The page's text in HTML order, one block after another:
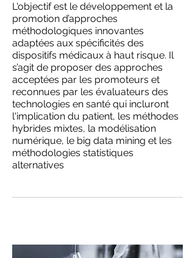
L'objectif est le développement et la
promotion d’approches
méthodologiques innovantes
adaptées aux spécificités des
dispositifs médicaux à haut risque. Il
s’agit de proposer des approches
acceptées par les promoteurs et
reconnues par les évaluateurs des
technologies en santé qui incluront
l'implication du patient, les méthodes
hybrides mixtes, la modélisation
numérique, le big data mining et les
méthodologies statistiques
alternatives